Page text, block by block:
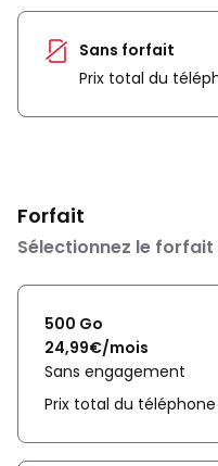
Sans forfait
Prix total du
Forfait
Sélectionnez le
500 Go
24,99€/mois
Sans engagement
Prix total du téléphone